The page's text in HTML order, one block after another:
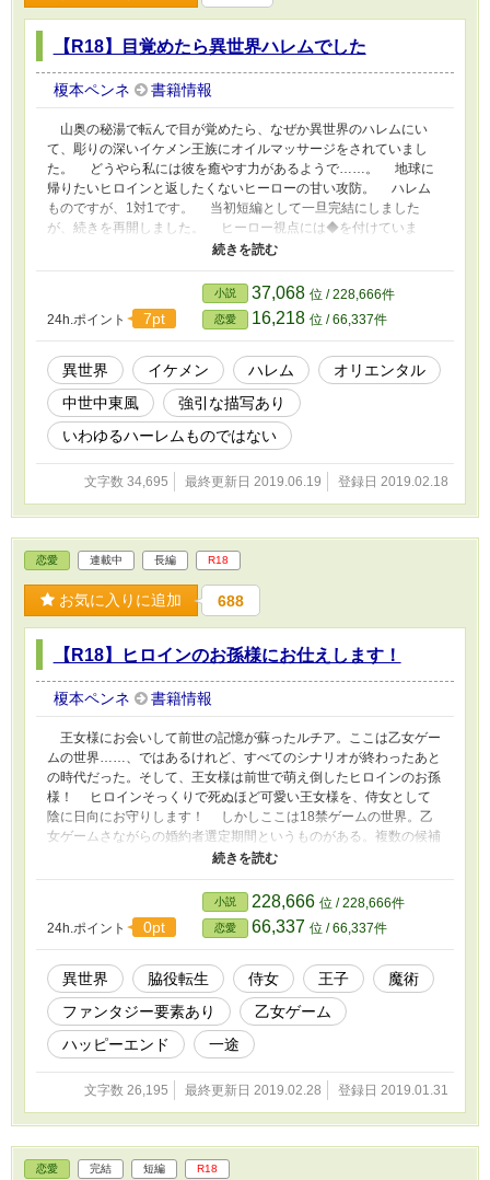
【R18】目覚めたら異世界ハレムでした
榎本ペンネ 書籍情報
山奥の秘湯で転んで目が覚めたら、なぜか異世界のハレムにい
て、彫りの深いイケメン王族にオイルマッサージをされていまし
た。 どうやら私には彼を癒やす力があるようで……。 地球に
帰りたいヒロインと返したくないヒーローの甘い攻防。 ハレム
ものですが、1対1です。 当初短編として一旦完結にしました
が、続きを再開しました。 ヒーロー視点には◆を付けていま
す。 R18描写は予告なく入ります。 ムーンライトノベルズ様
でも投稿しております。
24h.ポイント 7pt
小説 37,068 位 / 228,666件
恋愛 16,218 位 / 66,337件
異世界 イケメン ハレム
オリエンタル
中世中東風
強引な描写あり
いわゆるハーレムものではない
文字数 34,695 最終更新日 2019.06.19 登録日 2019.02.18
恋愛 連載中 長編 R18
お気に入りに追加 688
【R18】ヒロインのお孫様にお仕えします！
榎本ペンネ 書籍情報
王女様にお会いして前世の記憶が蘇ったルチア。ここは乙女ゲー
ムの世界……、ではあるけれど、すべてのシナリオが終わったあと
の時代だった。そして、王女様は前世で萌え倒したヒロインのお孫
様！ ヒロインそっくりで死ぬほど可愛い王女様を、侍女として
陰に日向にお守りします！ しかしここは18禁ゲームの世界。乙
女ゲームさながらの婚約者選定期間というものがある。複数の候補
者たちと交流を深め、一人を選ぶのだ。しかも18禁（二度言っ
た）。あんなことやこんなことまでしちゃう王女様の婚約者選定を
脇役として眺め、相談にも乗る立場なんて……、複雑だけど本望で
す！ ……と思ったら、なぜか年下王子様に迫られて！？ 王女
様と魔術の研究が大好きな転生脇役令嬢の未来はどっちだ！ が
っつりR18描写がある回には※をつけています。 ムーンライトノ
ベルズ様にも投稿しております。 ◇2019/02/05 HOTランキング35
位になりました！ 読んでくださった方々、ありがとうございま
す！ 続きを頑張って書きたいと思います。
24h.ポイント 0pt
小説 228,666 位 / 228,666件
恋愛 66,337 位 / 66,337件
異世界 脇役転生 侍女 王子
魔術
ファンタジー要素あり
乙女ゲーム
ハッピーエンド
一途
文字数 26,195 最終更新日 2019.02.28 登録日 2019.01.31
恋愛 完結 短編 R18